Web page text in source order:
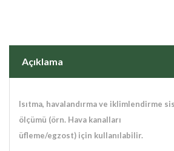
Açıklama
Isıtma, havalandırma ve iklimlendirme
ölçümü (örn. Hava kanalları
üfleme/egzost) için kullanılabilir.